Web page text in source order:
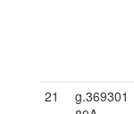
21
g.369301